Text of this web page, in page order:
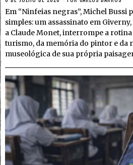
Em “Ninfeias negras”, Michel Bussi
simples: um assassinato em
a Claude Monet, interrompe a
turismo, da memória do pintor e da
museológica de sua própria